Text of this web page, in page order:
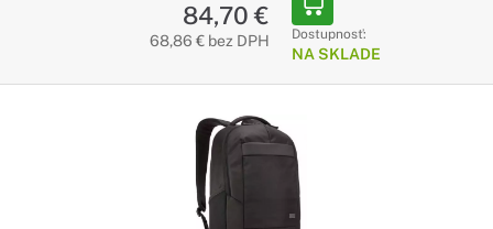
84,70 €
68,86 € bez DPH Dostupnosť:
NA SKLADE